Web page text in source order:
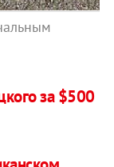
за $500